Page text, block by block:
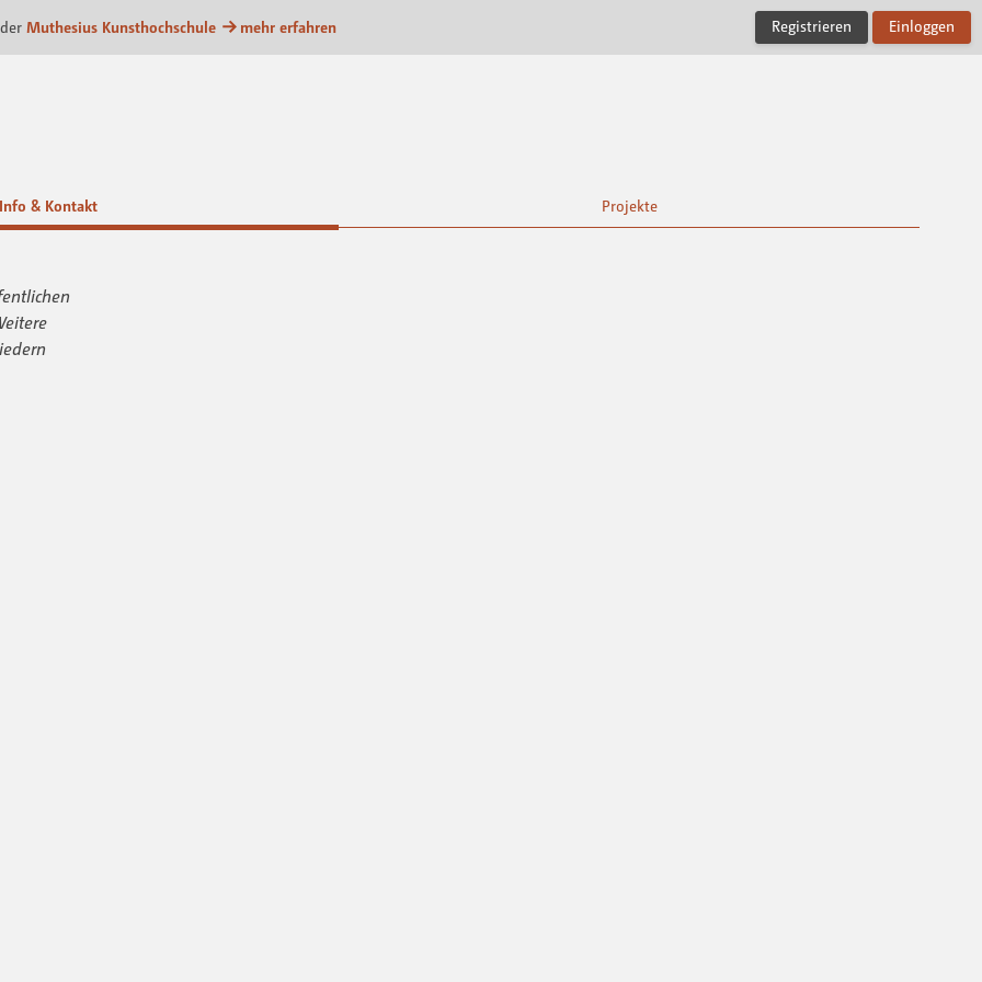
Muthesius Kunsthochschule mehr erfahren Registrieren Einloggen
Info & Kontakt Projekte